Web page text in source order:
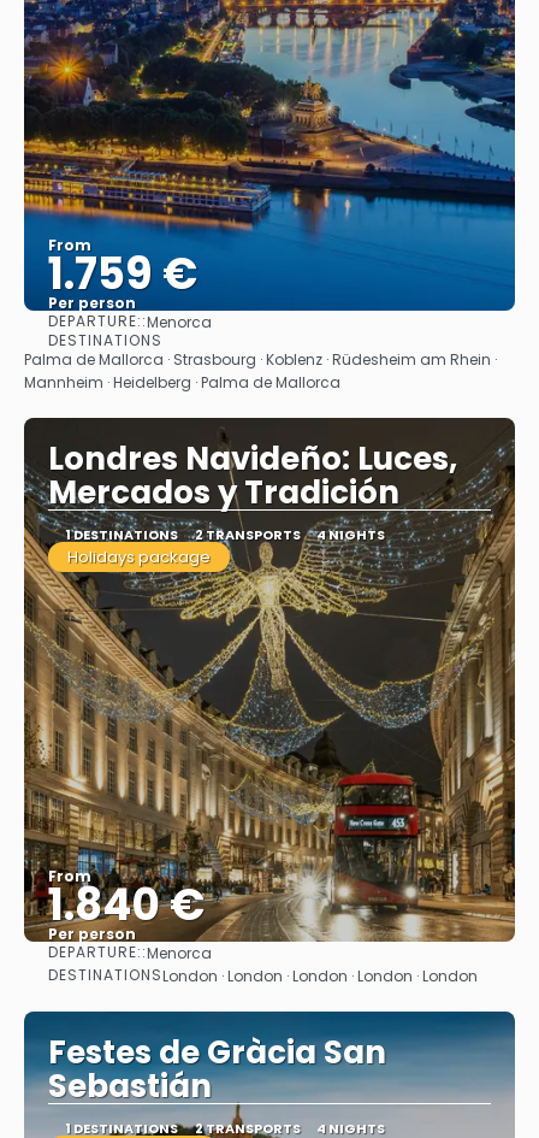
From
1.759 €
Per person
DEPARTURE::Menorca
DESTINATIONS
Palma de Mallorca · Strasbourg · Koblenz · Rüdesheim am Rhein ·
Mannheim · Heidelberg · Palma de Mallorca
Londres Navideño: Luces,
Mercados y Tradición
1 DESTINATIONS 2 TRANSPORTS 4 NIGHTS
Holidays package
From
1.840 €
Per person
See
DEPARTURE::Menorca
DESTINATIONSLondon · London · London · London · London
Festes de Gràcia San
Sebastián
1 DESTINATIONS 2 TRANSPORTS 4 NIGHTS